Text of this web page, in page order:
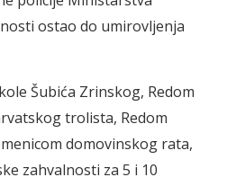
ostao do umirovljenja
Šubića Zrinskog, Redom
trolista, Redom
domovinskog rata,
zahvalnosti za 5 i 10